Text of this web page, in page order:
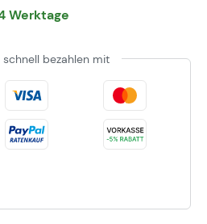
Werktage
bezahlen mit